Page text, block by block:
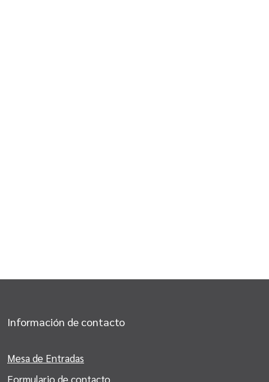
Información de contacto
Mesa de Entradas
Formulario de contacto